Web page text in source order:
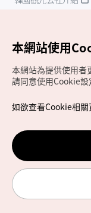
Copyrights (c) 韓
如有相關疑問或
本網站使用
本網站為提供使用者
請同意使用Cookie設
如欲查看Cookie相